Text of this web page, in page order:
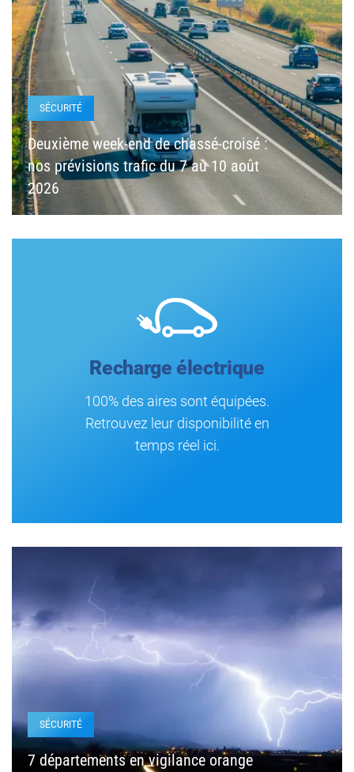
SÉCURITÉ
Deuxième week-end de chassé-croisé :
nos prévisions trafic du 7 au 10 août
2026
Recharge électrique
100% des aires sont équipées.
Retrouvez leur disponibilité en
temps réel ici.
SÉCURITÉ
7 départements en vigilance orange